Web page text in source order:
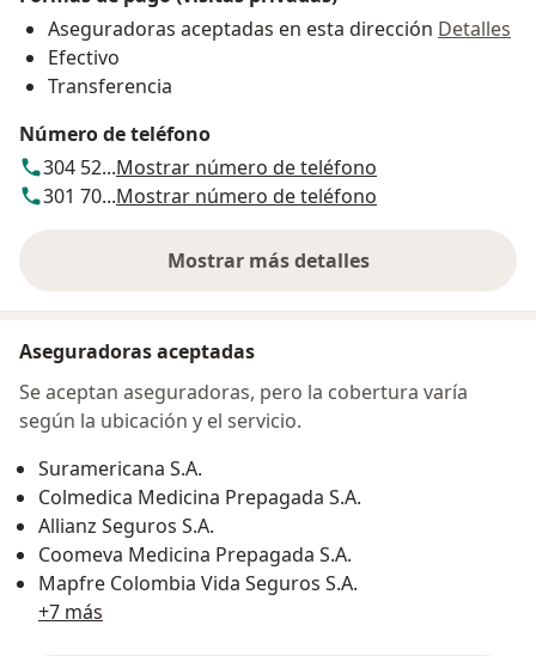
Aseguradoras aceptadas en esta dirección Detalles
Efectivo
Transferencia
Número de teléfono
304 52...Mostrar número de teléfono
301 70...Mostrar número de teléfono
Mostrar más detalles
sobre la dirección
Aseguradoras aceptadas
Se aceptan aseguradoras, pero la cobertura varía
según la ubicación y el servicio.
Suramericana S.A.
Colmedica Medicina Prepagada S.A.
Allianz Seguros S.A.
Coomeva Medicina Prepagada S.A.
Mapfre Colombia Vida Seguros S.A.
+7 más